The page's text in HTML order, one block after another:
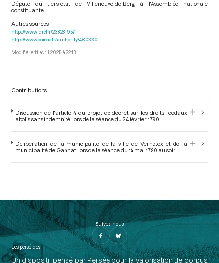
Député du tiers-état de Villeneuve-de-Berg à l'Assemblée nationale
constituante
Autres sources
https://www.idref.fr/238281957
https://www.persee.fr/authority/460330
11 avril 2025 à 22:13
Contributions
Discussion de l'article 4 du projet de décret sur les droits féodaux
abolis sans indemnité, lors de la séance du 24 février 1790
Délibération de la municipalité de la ville de Vernotox et de la
municipalité de Gannat, lors de la séance du 14 mai 1790 au soir
Suivez-nous
Les perséides
Un dispositif pensé par Persée pour la valorisation de corpus